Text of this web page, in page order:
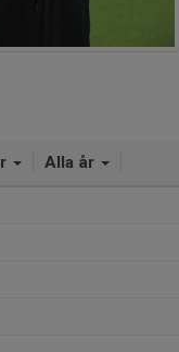
Alla år